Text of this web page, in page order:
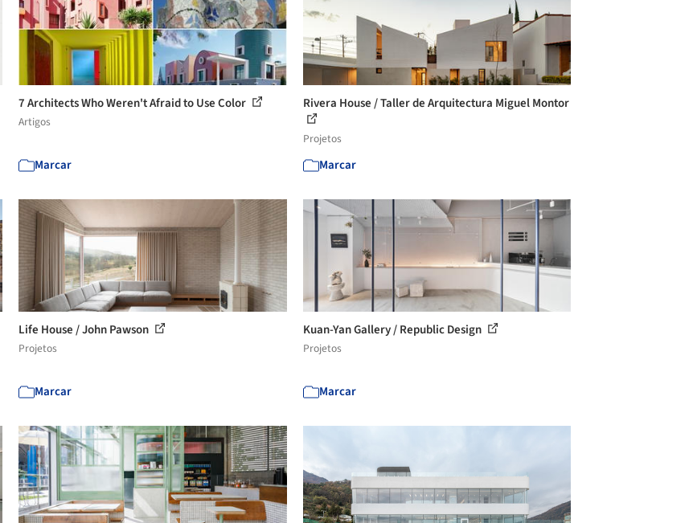
7 Architects Who Weren't Afraid to Use Color
Artigos
Marcar
Rivera House / Taller de Arquitectura Miguel Montor
Projetos
Marcar
Life House / John Pawson
Projetos
Marcar
Kuan-Yan Gallery / Republic Design
Projetos
Marcar